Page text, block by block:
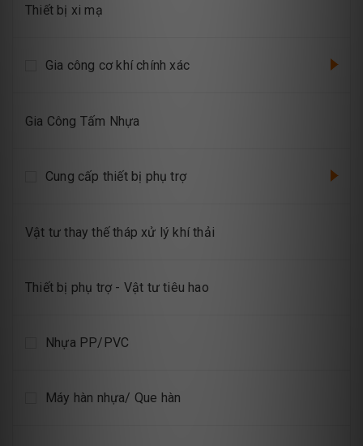
Thiết bị xi mạ
Gia công cơ khí chính xác
Gia Công Tấm Nhựa
Cung cấp thiết bị phụ trợ
Vật tư thay thế tháp xử lý khí thải
Thiết bị phụ trợ - Vật tư tiêu hao
Nhựa PP/PVC
Máy hàn nhựa/ Que hàn